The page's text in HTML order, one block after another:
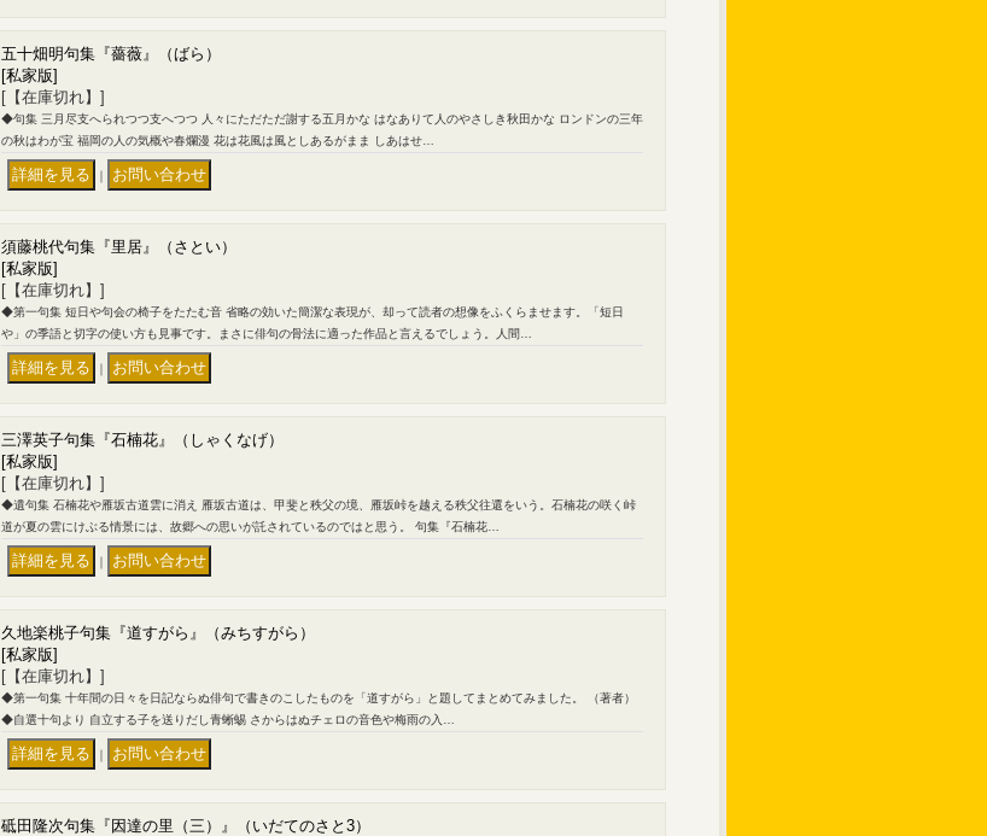
五十畑明句集『薔薇』（ばら）
[私家版]
[【在庫切れ】]
◆句集 三月尽支へられつつ支へつつ 人々にただただ謝する五月かな はなありて人のやさしき秋田かな ロンドンの三年
の秋はわが宝 福岡の人の気概や春爛漫 花は花風は風としあるがまま しあはせ…
｜
須藤桃代句集『里居』（さとい）
[私家版]
[【在庫切れ】]
◆第一句集 短日や句会の椅子をたたむ音 省略の効いた簡潔な表現が、却って読者の想像をふくらませます。「短日
や」の季語と切字の使い方も見事です。まさに俳句の骨法に適った作品と言えるでしょう。人間…
｜
三澤英子句集『石楠花』（しゃくなげ）
[私家版]
[【在庫切れ】]
◆遺句集 石楠花や雁坂古道雲に消え 雁坂古道は、甲斐と秩父の境、雁坂峠を越える秩父往還をいう。石楠花の咲く峠
道が夏の雲にけぶる情景には、故郷への思いが託されているのではと思う。 句集『石楠花…
｜
久地楽桃子句集『道すがら』（みちすがら）
[私家版]
[【在庫切れ】]
◆第一句集 十年間の日々を日記ならぬ俳句で書きのこしたものを「道すがら」と題してまとめてみました。 （著者）
◆自選十句より 自立する子を送りだし青蜥蜴 さからはぬチェロの音色や梅雨の入…
｜
砥田隆次句集『因達の里（三）』（いだてのさと3）